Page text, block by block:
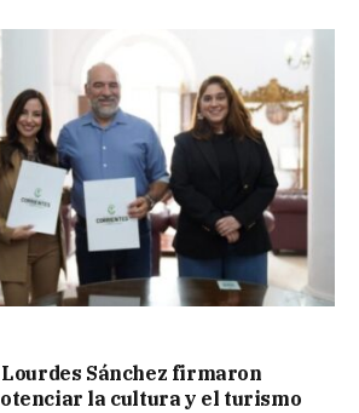
Sánchez firmaron
la cultura y el turismo